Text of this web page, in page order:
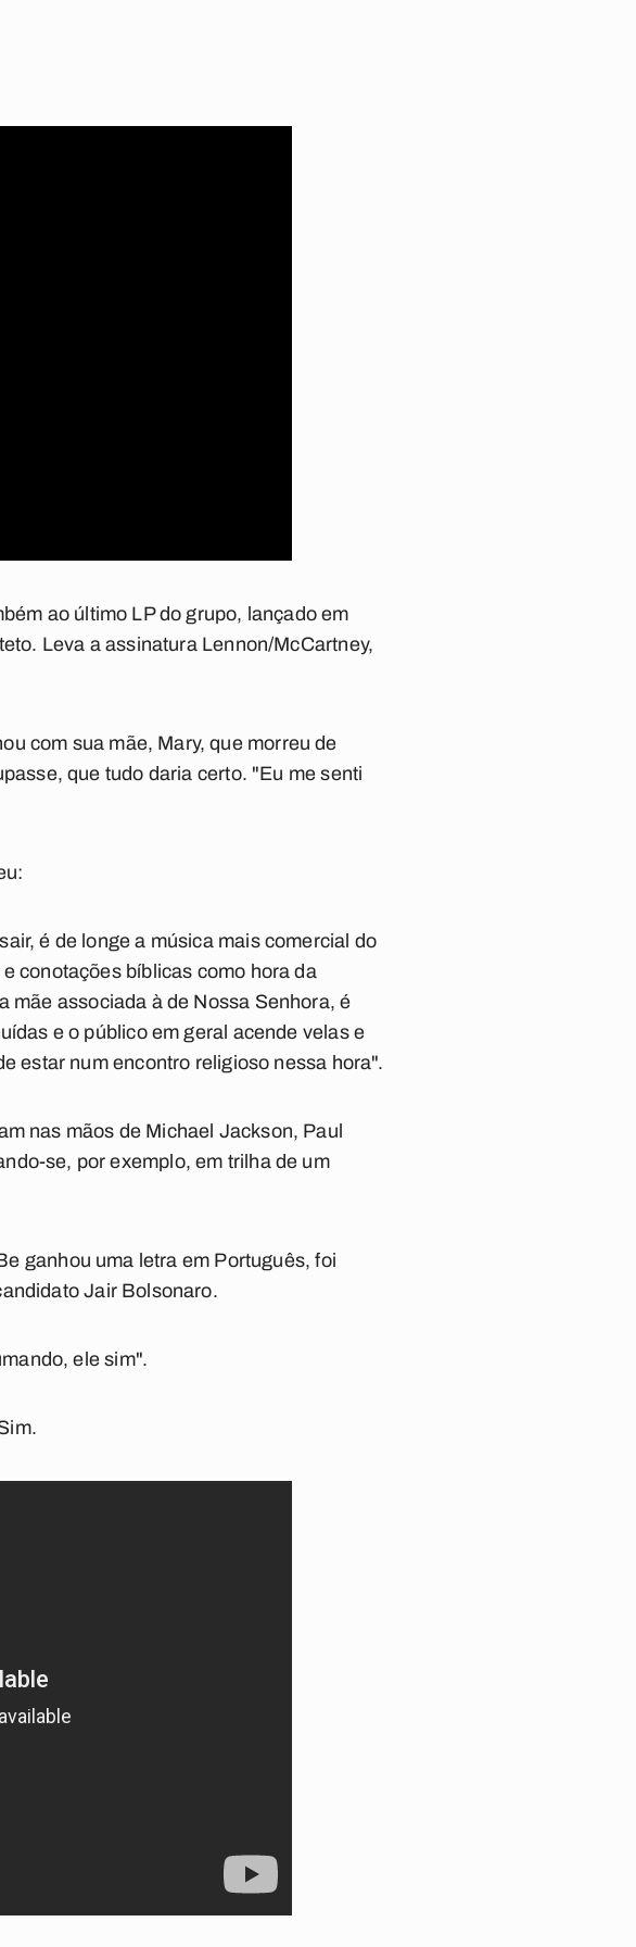
ao último LP do grupo, lançado em
Leva a assinatura Lennon/McCartney,
com sua mãe, Mary, que morreu de
que tudo daria certo. "Eu me senti
é de longe a música mais comercial do
conotações bíblicas como hora da
mãe associada à de Nossa Senhora, é
e o público em geral acende velas e
estar num encontro religioso nessa hora".
nas mãos de Michael Jackson, Paul
se, por exemplo, em trilha de um
ganhou uma letra em Português, foi
Jair Bolsonaro.
ele sim".
.